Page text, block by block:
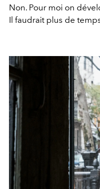
Non. Pour moi on
Il faudrait plus de